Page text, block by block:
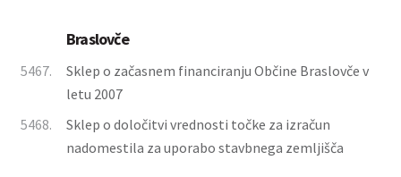
Braslovče
5467.
Sklep o začasnem financiranju Občine Braslovče v
letu 2007
5468.
Sklep o določitvi vrednosti točke za izračun
nadomestila za uporabo stavbnega zemljišča